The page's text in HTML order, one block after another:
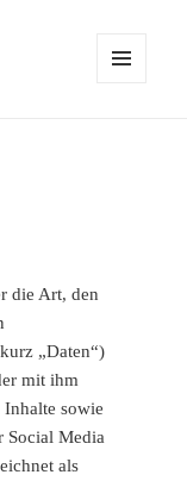
die Art, den
„Daten“)
mit ihm
sowie
Social Media
als